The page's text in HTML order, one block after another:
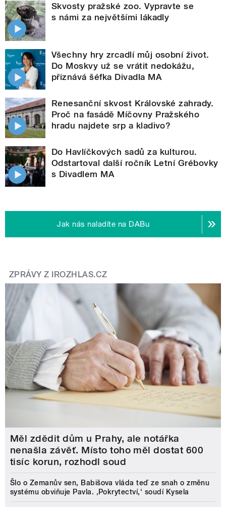
Skvosty pražské zoo. Vypravte se
s námi za největšími lákadly
Všechny hry zrcadlí můj osobní život.
Do Moskvy už se vrátit nedokážu,
přiznává šéfka Divadla MA
Renesanční skvost Královské zahrady.
Proč na fasádě Míčovny Pražského
hradu najdete srp a kladivo?
Do Havlíčkových sadů za kulturou.
Odstartoval další ročník Letní Grébovky
s Divadlem MA
Jak nás naladíte na DABu
ZPRÁVY Z IROZHLAS.CZ
Měl zdědit dům u Prahy, ale notářka
nenašla závěť. Místo toho měl dostat 600
tisíc korun, rozhodl soud
Šlo o Zemanův sen, Babišova vláda teď ze snah o změnu
systému obviňuje Pavla. ‚Pokrytectví,‘ soudí Kysela